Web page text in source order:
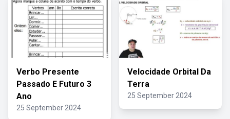
Verbo Presente
Passado E Futuro 3
Ano
25 September 2024
Velocidade Orbital Da
Terra
25 September 2024